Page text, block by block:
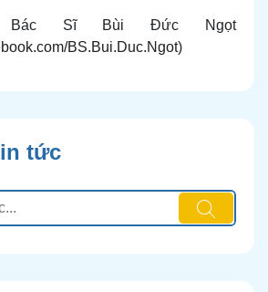
Bác Sĩ Bùi Đức Ngọt
BS.Bui.Duc.Ngot)
tức